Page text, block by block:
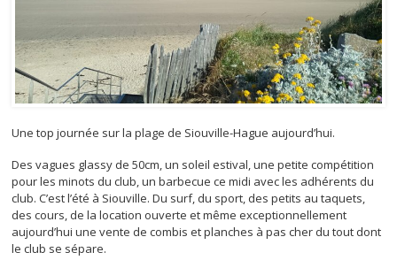
Une top journée sur la plage de Siouville-Hague aujourd’hui.
Des vagues glassy de 50cm, un soleil estival, une petite compétition
pour les minots du club, un barbecue ce midi avec les adhérents du
club. C’est l’été à Siouville. Du surf, du sport, des petits au taquets,
des cours, de la location ouverte et même exceptionnellement
aujourd’hui une vente de combis et planches à pas cher du tout dont
le club se sépare.